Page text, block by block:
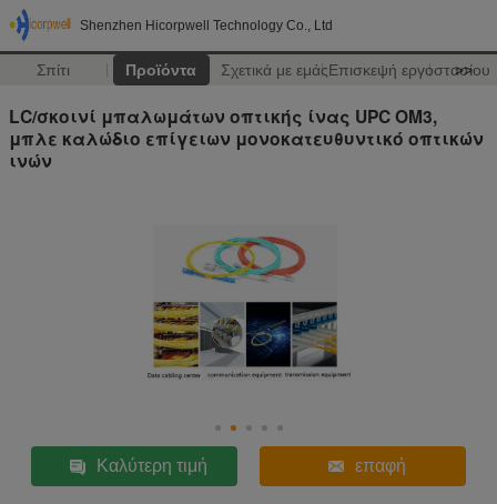
Shenzhen Hicorpwell Technology Co., Ltd
Σπίτι Προϊόντα Σχετικά με εμάςΕπισκεψή εργοστασίου
>>
LC/σκοινί μπαλωμάτων οπτικής ίνας UPC OM3,
μπλε καλώδιο επίγειων μονοκατευθυντικό οπτικών
ινών
Καλύτερη τιμή επαφή